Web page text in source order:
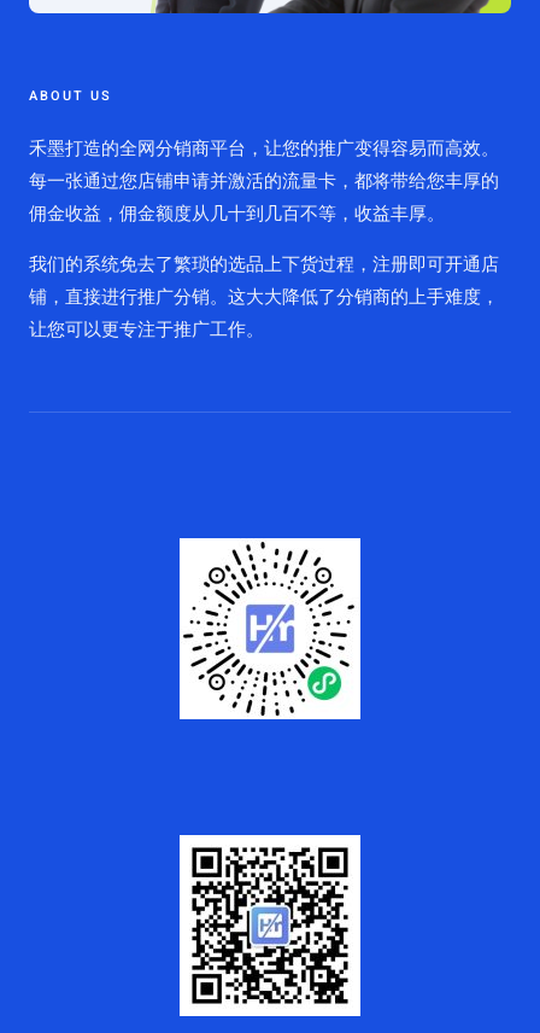
ABOUT US
禾墨打造的全网分销商平台，让您的推广变得容易而高效。
每一张通过您店铺申请并激活的流量卡，都将带给您丰厚的
佣金收益，佣金额度从几十到几百不等，收益丰厚。
我们的系统免去了繁琐的选品上下货过程，注册即可开通店
铺，直接进行推广分销。这大大降低了分销商的上手难度，
让您可以更专注于推广工作。